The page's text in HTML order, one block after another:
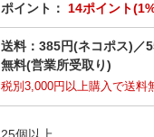
ポイント： 14ポイント
送料： 385円(ネコポス) ／
無料(営業所受取り)
税別3,000円以上購入で送料